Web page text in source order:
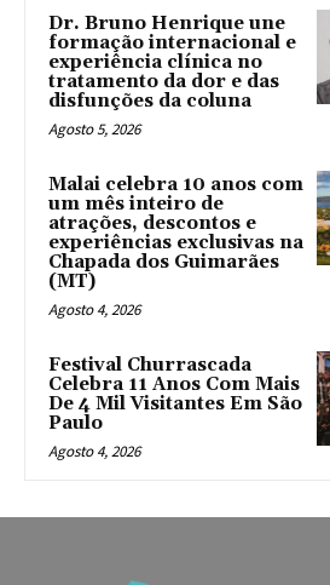
Dr. Bruno Henrique une
formação internacional e
experiência clínica no
tratamento da dor e das
disfunções da coluna
Agosto 5, 2026
Malai celebra 10 anos com
um mês inteiro de
atrações, descontos e
experiências exclusivas na
Chapada dos Guimarães
(MT)
Agosto 4, 2026
Festival Churrascada
Celebra 11 Anos Com Mais
De 4 Mil Visitantes Em São
Paulo
Agosto 4, 2026